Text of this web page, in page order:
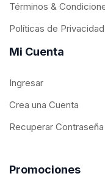
Términos &
Políticas de Privacidad
Mi Cuenta
Ingresar
Crea una Cuenta
Recuperar Contraseña
Promociones